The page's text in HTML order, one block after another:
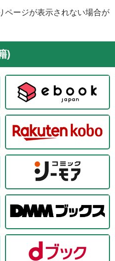
ージが表示されない場合が
)